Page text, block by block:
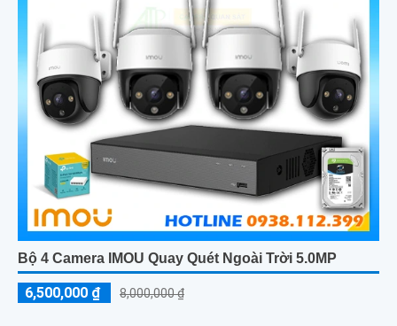
Bộ 4 Camera IMOU Quay Quét Ngoài Trời 5.0MP
6,500,000 ₫ 8,000,000 ₫